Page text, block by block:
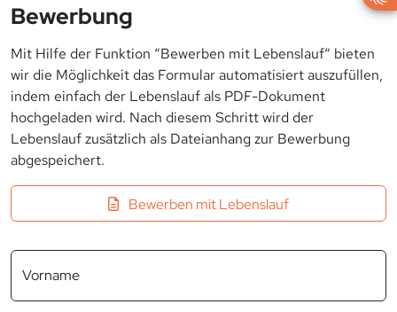
Bewerbung
Mit Hilfe der Funktion “Bewerben mit Lebenslauf“ bieten
wir die Möglichkeit das Formular automatisiert auszufüllen,
indem einfach der Lebenslauf als PDF-Dokument
hochgeladen wird. Nach diesem Schritt wird der
Lebenslauf zusätzlich als Dateianhang zur Bewerbung
abgespeichert.
Bewerben mit Lebenslauf
Vorname